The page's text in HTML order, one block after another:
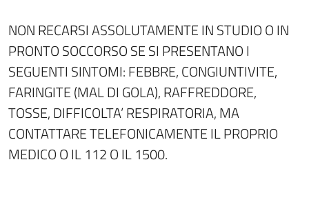
NON RECARSI ASSOLUTAMENTE IN STUDIO O IN
PRONTO SOCCORSO SE SI PRESENTANO I
SEGUENTI SINTOMI: FEBBRE, CONGIUNTIVITE,
FARINGITE (MAL DI GOLA), RAFFREDDORE,
TOSSE, DIFFICOLTA’ RESPIRATORIA, MA
CONTATTARE TELEFONICAMENTE IL PROPRIO
MEDICO O IL 112 O IL 1500.